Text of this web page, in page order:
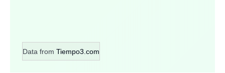
Data from Tiempo3.com